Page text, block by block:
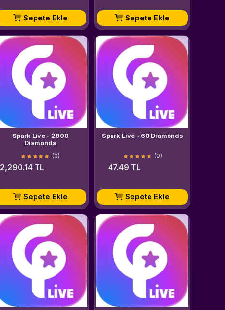
Sepete Ekle Sepete Ekle
Spark Live - 2900
Diamonds
(0)
2,290.14 TL
Sepete Ekle
Spark Live - 60 Diamonds
(0)
47.49 TL
Sepete Ekle